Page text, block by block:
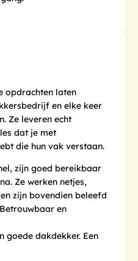
opdrachten laten
en elke keer
Ze leveren echt
dat je met
die hun vak verstaan.
zijn goed bereikbaar
Ze werken netjes,
zijn bovendien beleefd
en
goede dakdekker. Een